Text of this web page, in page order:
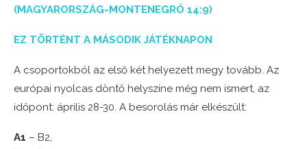
(MAGYARORSZÁG-MONTENEGRÓ 14:9)
EZ TÖRTÉNT A MÁSODIK JÁTÉKNAPON
A csoportokból az első két helyezett megy tovább. Az
európai nyolcas döntő helyszíne még nem ismert, az
időpont: április 28-30. A besorolás már elkészült:
A1 – B2,